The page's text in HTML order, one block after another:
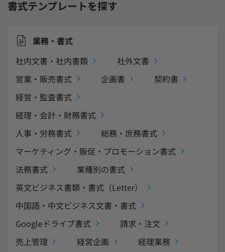
2026年トレンド
DX・デジタル化 電子帳簿保存法
民法改正対応書式テンプレート
タイアップ
事業計画 全建統一様式
書式テンプレートを探す
業務・書式
社内文書・社内書類
社外文書
営業・販売書式
企画書
契約書
経営・監査書式
経理・会計・財務書式
人事・労務書式
総務・庶務書式
マーケティング・販促・プロモーション書式
法務書式
業種別の書式
英文ビジネス書類・書式（Letter）
中国語・中文ビジネス文書・書式
Googleドライブ書式
請求・注文
売上管理
経営企画
経理業務